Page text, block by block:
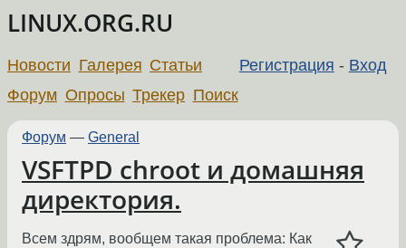
LINUX.ORG.RU
Регистрация - Вход
Новости Галерея Статьи
Форум Опросы Трекер Поиск
Форум — General
VSFTPD chroot и домашняя
директория.
Всем здрям, вообщем такая проблема: Как